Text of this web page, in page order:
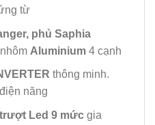
từ
phủ Saphia
Aluminium4 cạnh
thông minh.
năng
Led 9 mứcgia